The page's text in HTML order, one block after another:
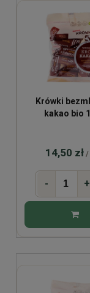
Krówki
kakao bio
14,50 zł /
- +